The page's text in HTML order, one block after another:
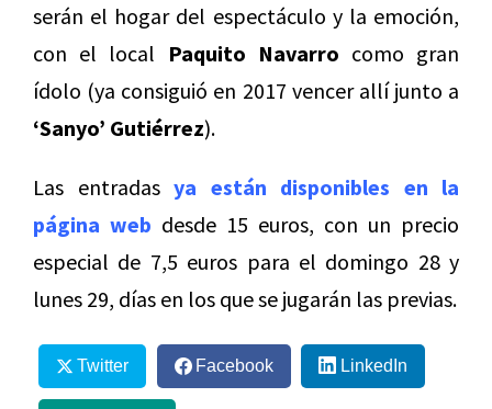
serán el hogar del espectáculo y la emoción,
con el local Paquito Navarro como gran
ídolo (ya consiguió en 2017 vencer allí junto a
‘Sanyo’ Gutiérrez).
Las entradas ya están disponibles en la
página web desde 15 euros, con un precio
especial de 7,5 euros para el domingo 28 y
lunes 29, días en los que se jugarán las previas.
Twitter Facebook LinkedIn